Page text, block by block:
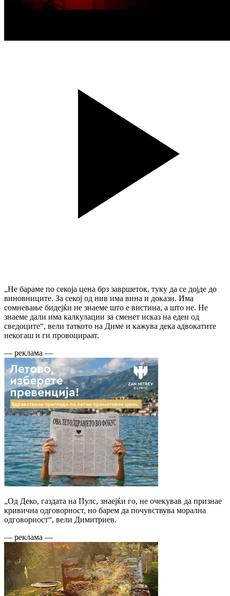
„Не бараме по секоја цена брз завршеток, туку да се дојде до
виновниците. За секој од нив има вина и докази. Има
сомневање бидејќи не знаеме што е вистина, а што не. Не
знаеме дали има калкулации за сменет исказ на еден од
сведоците“, вели таткото на Диме и кажува дека адвокатите
некогаш и ги провоцираат.
— реклама —
„Од Деко, газдата на Пулс, знаејќи го, не очекував да признае
кривична одговорност, но барем да почувствува морална
одговорност“, вели Димитриев.
— реклама —